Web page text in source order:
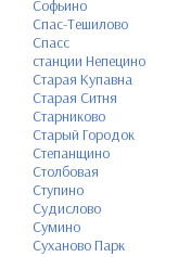
Софьино
Спас-Тешилово
Спасс
станции Непецино
Старая Купавна
Старая Ситня
Старниково
Старый Городок
Степанщино
Столбовая
Ступино
Судислово
Сумино
Суханово Парк